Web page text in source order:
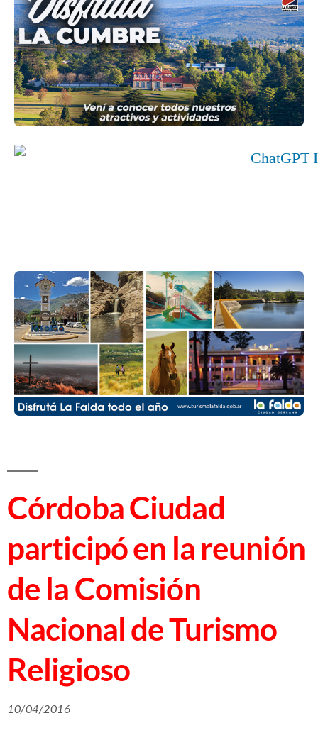
Córdoba Ciudad
participó en la reunión
de la Comisión
Nacional de Turismo
Religioso
10/04/2016